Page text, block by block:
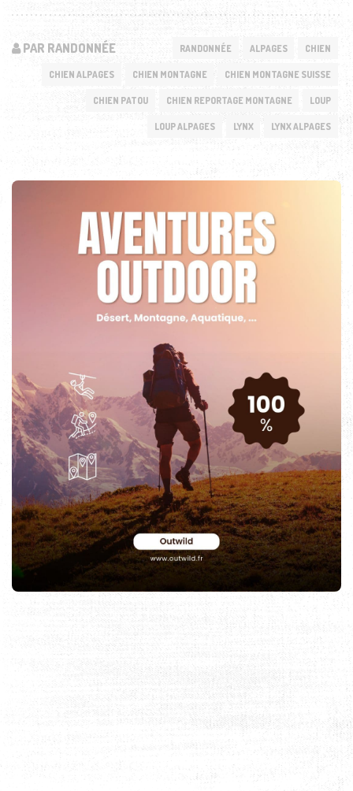
PAR RANDONNÉE RANDONNÉE ALPAGES CHIEN
CHIEN ALPAGES CHIEN MONTAGNE CHIEN MONTAGNE SUISSE
CHIEN PATOU CHIEN REPORTAGE MONTAGNE LOUP
LOUP ALPAGES LYNX LYNX ALPAGES